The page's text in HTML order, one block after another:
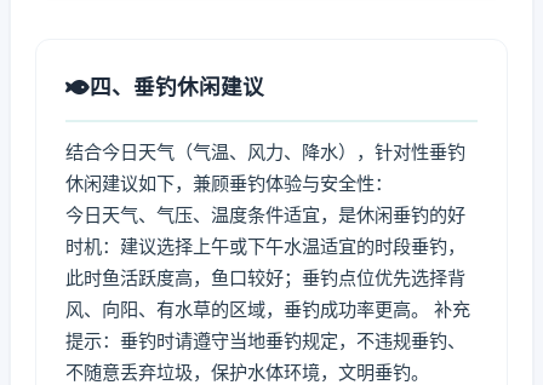
四、垂钓休闲建议
结合今日天气（气温、风力、降水），针对性垂钓
休闲建议如下，兼顾垂钓体验与安全性：
今日天气、气压、温度条件适宜，是休闲垂钓的好
时机：建议选择上午或下午水温适宜的时段垂钓，
此时鱼活跃度高，鱼口较好；垂钓点位优先选择背
风、向阳、有水草的区域，垂钓成功率更高。 补充
提示：垂钓时请遵守当地垂钓规定，不违规垂钓、
不随意丢弃垃圾，保护水体环境，文明垂钓。